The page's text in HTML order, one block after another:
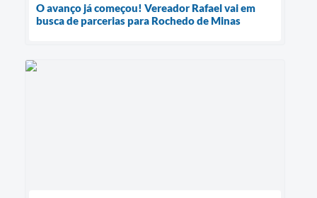
O avanço já começou! Vereador Rafael vai em
busca de parcerias para Rochedo de Minas